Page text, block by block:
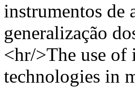
instrumentos de
generalização
<hr/>The use
technologies in